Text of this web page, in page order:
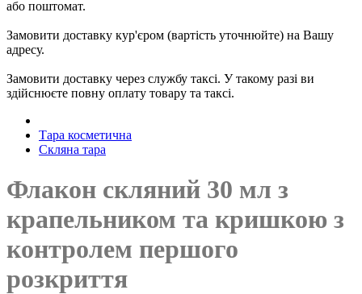
або поштомат.
Замовити доставку кур'єром (вартість уточнюйте) на Вашу
адресу.
Замовити доставку через службу таксі. У такому разі ви
здійснюєте повну оплату товару та таксі.
Тара косметична
Скляна тара
Флакон скляний 30 мл з
крапельником та кришкою з
контролем першого
розкриття